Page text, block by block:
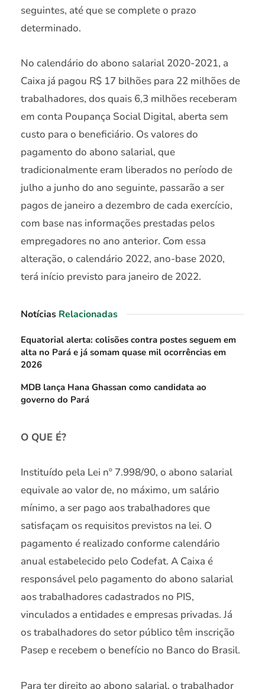
seguintes, até que se complete o prazo
determinado.
No calendário do abono salarial 2020-2021, a
Caixa já pagou R$ 17 bilhões para 22 milhões de
trabalhadores, dos quais 6,3 milhões receberam
em conta Poupança Social Digital, aberta sem
custo para o beneficiário. Os valores do
pagamento do abono salarial, que
tradicionalmente eram liberados no período de
julho a junho do ano seguinte, passarão a ser
pagos de janeiro a dezembro de cada exercício,
com base nas informações prestadas pelos
empregadores no ano anterior. Com essa
alteração, o calendário 2022, ano-base 2020,
terá início previsto para janeiro de 2022.
Notícias Relacionadas
Equatorial alerta: colisões contra postes seguem em
alta no Pará e já somam quase mil ocorrências em
2026
MDB lança Hana Ghassan como candidata ao
governo do Pará
O QUE É?
Instituído pela Lei nº 7.998/90, o abono salarial
equivale ao valor de, no máximo, um salário
mínimo, a ser pago aos trabalhadores que
satisfaçam os requisitos previstos na lei. O
pagamento é realizado conforme calendário
anual estabelecido pelo Codefat. A Caixa é
responsável pelo pagamento do abono salarial
aos trabalhadores cadastrados no PIS,
vinculados a entidades e empresas privadas. Já
os trabalhadores do setor público têm inscrição
Pasep e recebem o benefício no Banco do Brasil.
Para ter direito ao abono salarial, o trabalhador